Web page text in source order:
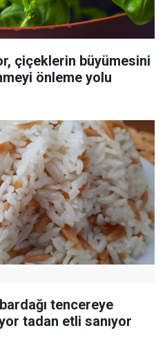
çiçeklerin büyümesini
önleme yolu
tencereye
tadan etli sanıyor